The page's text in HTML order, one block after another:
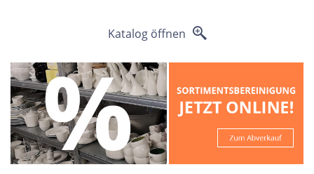
Katalog öffnen